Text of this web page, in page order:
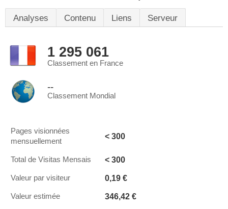
Analyses Contenu Liens Serveur
1 295 061
Classement en France
--
Classement Mondial
Pages visionnées
mensuellement
< 300
Total de Visitas Mensais < 300
Valeur par visiteur 0,19 €
Valeur estimée 346,42 €